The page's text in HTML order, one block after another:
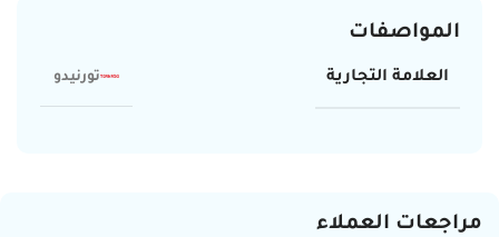
المواصفات
العلامة التجارية تورنيدو
مراجعات العملاء